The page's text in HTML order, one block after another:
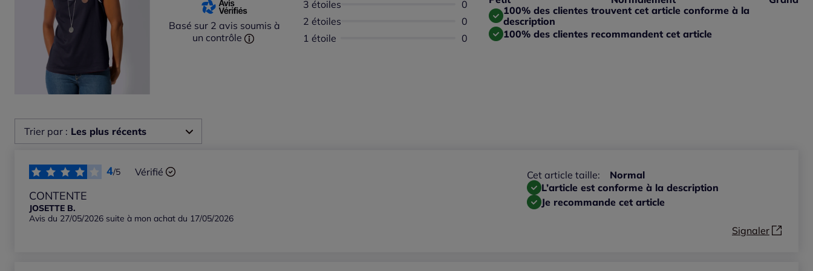
Basé sur 2 avis soumis à
un contrôle
3 étoiles
Aucun avis disponible
0
2 étoiles
Aucun avis disponible
0
1 étoile
Aucun avis disponible
0
Taille grand : 0%
100% des clientes trouvent cet article conforme à la
description
100% des clientes recommandent cet article
Trier par : Les plus récents
Les plus anciens
4/5 Vérifié
CONTENTE
JOSETTE B.
Avis du 27/05/2026 suite à mon achat du 17/05/2026
Cet article taille:
Normal
L’article est conforme à la description
Je recommande cet article
Signaler